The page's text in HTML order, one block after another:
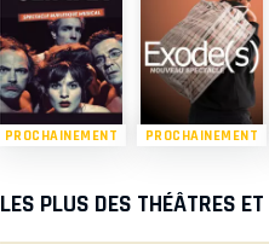
PROCHAINEMENT PROCHAINEMENT
LES PLUS DES THÉÂTRES